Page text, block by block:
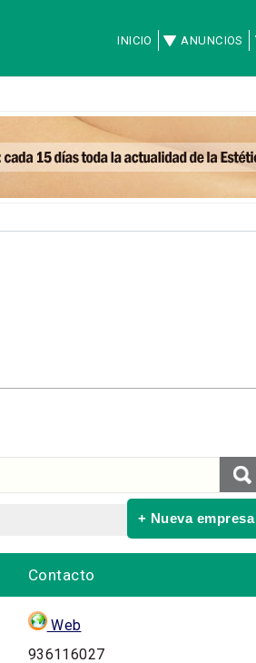
INICIO ANUNCIOS
+ Nueva empresa
Contacto
Web
936116027